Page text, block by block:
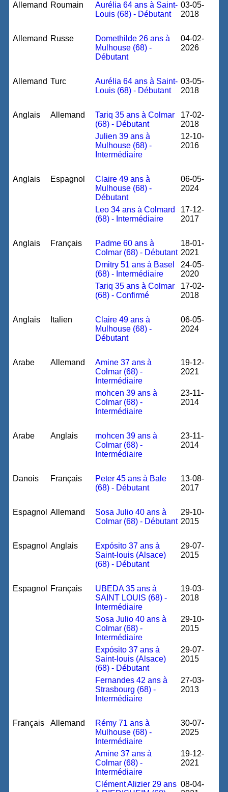
Allemand Roumain
Aurélia 64 ans à Saint-
Louis (68) - Débutant
03-05-
2018
Allemand Russe
Domethilde 26 ans à
Mulhouse (68) -
Débutant
04-02-
2026
Allemand Turc
Aurélia 64 ans à Saint-
Louis (68) - Débutant
03-05-
2018
Anglais Allemand
Tariq 35 ans à Colmar
(68) - Débutant
17-02-
2018
Julien 39 ans à
Mulhouse (68) -
Intermédiaire
12-10-
2016
Anglais Espagnol
Claire 49 ans à
Mulhouse (68) -
Débutant
06-05-
2024
Leo 34 ans à Colmard
(68) - Intermédiaire
17-12-
2017
Anglais Français
Padme 60 ans à
Colmar (68) - Débutant
18-01-
2021
Dmitry 51 ans à Basel
(68) - Intermédiaire
24-05-
2020
Tariq 35 ans à Colmar
(68) - Confirmé
17-02-
2018
Anglais Italien
Claire 49 ans à
Mulhouse (68) -
Débutant
06-05-
2024
Arabe Allemand
Amine 37 ans à
Colmar (68) -
Intermédiaire
19-12-
2021
mohcen 39 ans à
Colmar (68) -
Intermédiaire
23-11-
2014
Arabe Anglais
mohcen 39 ans à
Colmar (68) -
Intermédiaire
23-11-
2014
Danois Français
Peter 45 ans à Bale
(68) - Débutant
13-08-
2017
Espagnol Allemand
Sosa Julio 40 ans à
Colmar (68) - Débutant
29-10-
2015
Espagnol Anglais
Expósito 37 ans à
Saint-louis (Alsace)
(68) - Débutant
29-07-
2015
Espagnol Français
UBEDA 35 ans à
SAINT LOUIS (68) -
Intermédiaire
19-03-
2018
Sosa Julio 40 ans à
Colmar (68) -
Intermédiaire
29-10-
2015
Expósito 37 ans à
Saint-louis (Alsace)
(68) - Débutant
29-07-
2015
Fernandes 42 ans à
Strasbourg (68) -
Intermédiaire
27-03-
2013
Français Allemand
Rémy 71 ans à
Mulhouse (68) -
Intermédiaire
30-07-
2025
Amine 37 ans à
Colmar (68) -
Intermédiaire
19-12-
2021
Clément Alizier 29 ans 08-04-